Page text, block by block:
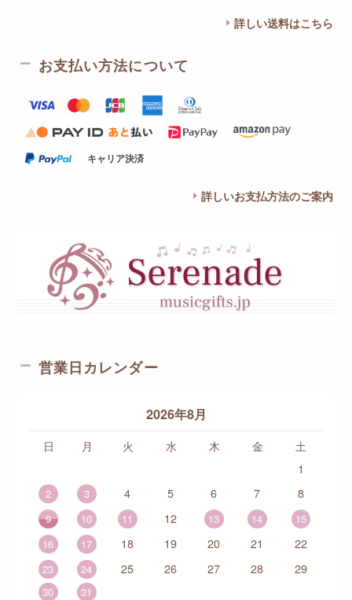
詳しい送料はこちら
お支払い方法について
キャリア決済
詳しいお支払方法のご案内
営業日カレンダー
2026年8月
日 月 火 水 木 金
土
1
2 3 4 5 6 7 8
9 10 11 12 13 14
15
16
17 18 19 20 21 22
23 24 25 26 27 28 29
30 31